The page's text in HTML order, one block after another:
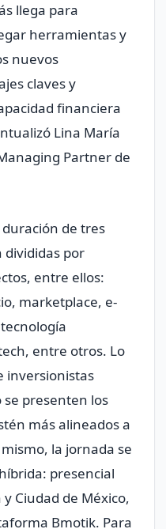
llega para
herramientas y
nuevos
claves y
financiera
Lina María
Partner de
de tres
divididas por
entre ellos:
marketplace, e-
entre otros. Lo
inversionistas
presenten los
más alineados a
la jornada se
presencial
Ciudad de México,
Bmotik. Para